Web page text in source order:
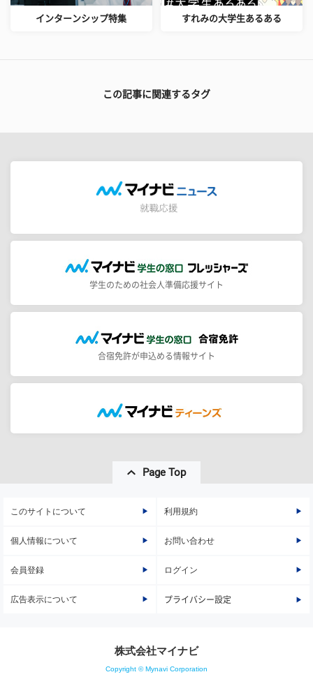
インターンシップ特集 すれみの大学生あるある
この記事に関連するタグ
学生のための社会人準備応援サイト
合宿免許が申込める情報サイト
Page Top
このサイトについて 利用規約
個人情報について お問い合わせ
会員登録 ログイン
広告表示について プライバシー設定
株式会社マイナビ
Copyright © Mynavi Corporation